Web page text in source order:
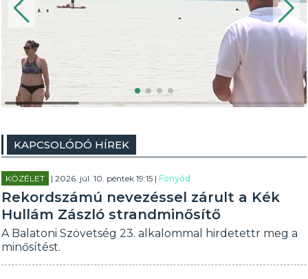
KAPCSOLÓDÓ HÍREK
KÖZÉLET | 2026. júl. 10. péntek 19:15 |Fonyód
Rekordszámú nevezéssel zárult a Kék
Hullám Zászló strandminősítő
A Balatoni Szövetség 23. alkalommal hirdetettr meg a
minősítést.